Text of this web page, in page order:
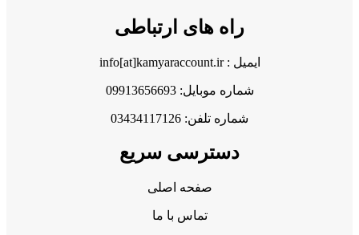
راه های ارتباطی
ایمیل : info[at]kamyaraccount.ir
شماره موبایل: 09913656693
شماره تلفن: 03434117126
دسترسی سریع
صفحه اصلی
تماس با ما